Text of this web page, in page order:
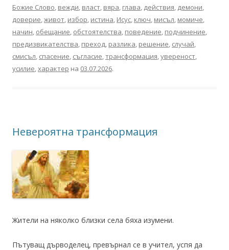
Божие Слово, вежди, власт, вяра, глава, действия, демони,
доверие,живот, избор, истина, Исус, ключ, мисъл, момиче,
начин, обещание, обстоятелства, поведение, подчинение,
предизвикателства, преход, разлика, решение, случай,
смисъл, спасение, съгласие,трансформация,увереност,
усилие,характер на 03.07.2026.
Невероятна трансформация
Жители на няколко близки села бяха изумени.
Пътуващ дърводелец, превърнал се в учител, успя да